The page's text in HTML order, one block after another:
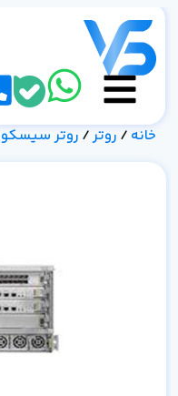
خانه / روتر/ روتر سیسکو